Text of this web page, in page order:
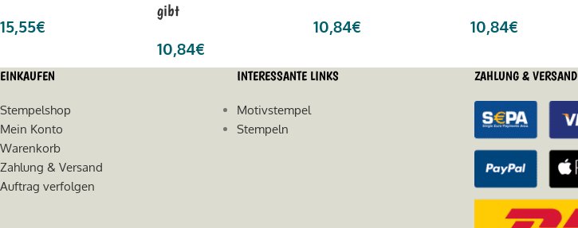
15,55€
gibt
10,84€
10,84€ 10,84€
EINKAUFEN
Stempelshop
Mein Konto
Warenkorb
Zahlung & Versand
Auftrag verfolgen
INTERESSANTE LINKS
Motivstempel
Stempeln
ZAHLUNG & VERSAND